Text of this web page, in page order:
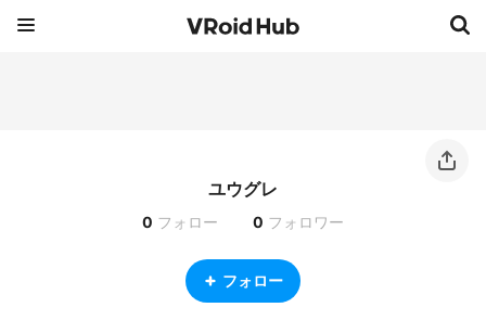
ユウグレ
0 フォロー 0 フォロワー
フォロー